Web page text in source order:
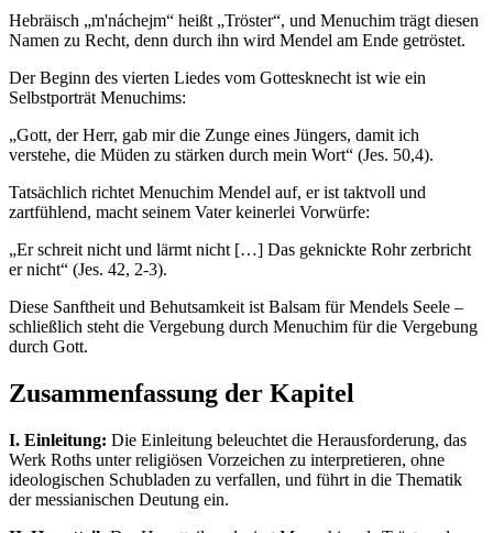
Hebräisch „m'náchejm“ heißt „Tröster“, und Menuchim trägt diesen
Namen zu Recht, denn durch ihn wird Mendel am Ende getröstet.
Der Beginn des vierten Liedes vom Gottesknecht ist wie ein
Selbstporträt Menuchims:
„Gott, der Herr, gab mir die Zunge eines Jüngers, damit ich
verstehe, die Müden zu stärken durch mein Wort“ (Jes. 50,4).
Tatsächlich richtet Menuchim Mendel auf, er ist taktvoll und
zartfühlend, macht seinem Vater keinerlei Vorwürfe:
„Er schreit nicht und lärmt nicht […] Das geknickte Rohr zerbricht
er nicht“ (Jes. 42, 2-3).
Diese Sanftheit und Behutsamkeit ist Balsam für Mendels Seele –
schließlich steht die Vergebung durch Menuchim für die Vergebung
durch Gott.
Zusammenfassung der Kapitel
I. Einleitung: Die Einleitung beleuchtet die Herausforderung, das
Werk Roths unter religiösen Vorzeichen zu interpretieren, ohne
ideologischen Schubladen zu verfallen, und führt in die Thematik
der messianischen Deutung ein.